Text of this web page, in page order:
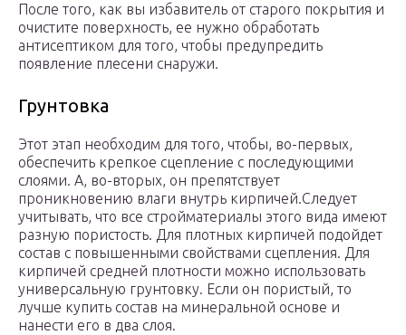
После того, как вы избавитель от старого покрытия и
очистите поверхность, ее нужно обработать
антисептиком для того, чтобы предупредить
появление плесени снаружи.
Грунтовка
Этот этап необходим для того, чтобы, во-первых,
обеспечить крепкое сцепление с последующими
слоями. А, во-вторых, он препятствует
проникновению влаги внутрь кирпичей.Следует
учитывать, что все стройматериалы этого вида имеют
разную пористость. Для плотных кирпичей подойдет
состав с повышенными свойствами сцепления. Для
кирпичей средней плотности можно использовать
универсальную грунтовку. Если он пористый, то
лучше купить состав на минеральной основе и
нанести его в два слоя.